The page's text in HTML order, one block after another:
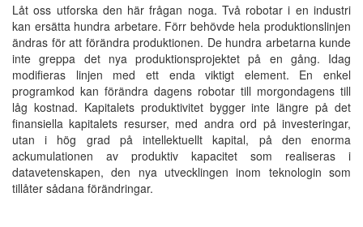
Låt oss utforska den här frågan noga. Två robotar i en industri
kan ersätta hundra arbetare. Förr behövde hela produktionslinjen
ändras för att förändra produktionen. De hundra arbetarna kunde
inte greppa det nya produktionsprojektet på en gång. Idag
modifieras linjen med ett enda viktigt element. En enkel
programkod kan förändra dagens robotar till morgondagens till
låg kostnad. Kapitalets produktivitet bygger inte längre på det
finansiella kapitalets resurser, med andra ord på investeringar,
utan i hög grad på intellektuellt kapital, på den enorma
ackumulationen av produktiv kapacitet som realiseras i
datavetenskapen, den nya utvecklingen inom teknologin som
tillåter sådana förändringar.